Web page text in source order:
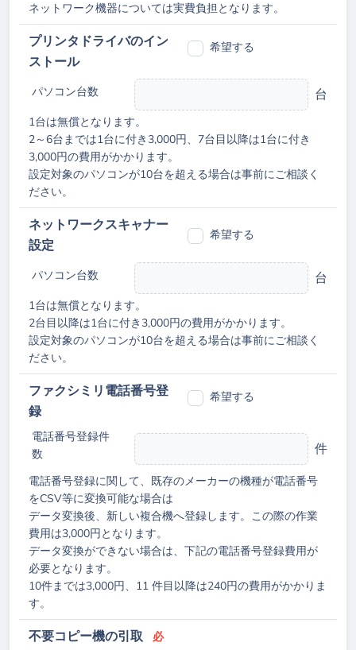
ネットワーク機器については実費負担となります。
プリンタドライバのイン
ストール
希望する
パソコン台数 台
1台は無償となります。
2～6台までは1台に付き3,000円、7台目以降は1台に付き
3,000円の費用がかかります。
設定対象のパソコンが10台を超える場合は事前にご相談く
ださい。
ネットワークスキャナー
設定
希望する
パソコン台数 台
1台は無償となります。
2台目以降は1台に付き3,000円の費用がかかります。
設定対象のパソコンが10台を超える場合は事前にご相談く
ださい。
ファクシミリ電話番号登
録
希望する
電話番号登録件
数
件
電話番号登録に関して、既存のメーカーの機種が電話番号
をCSV等に変換可能な場合は
データ変換後、新しい複合機へ登録します。この際の作業
費用は3,000円となります。
データ変換ができない場合は、下記の電話番号登録費用が
必要となります。
10件までは3,000円、11 件目以降は240円の費用がかかりま
す。
不要コピー機の引取 必